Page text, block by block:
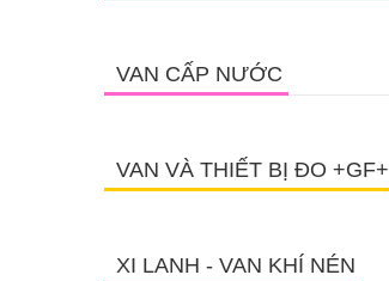
VAN CẤP NƯỚC
VAN VÀ THIẾT BỊ ĐO +GF+
XI LANH - VAN KHÍ NÉN